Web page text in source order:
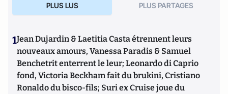
PLUS LUS PLUS PARTAGES
1Jean Dujardin & Laetitia Casta étrennent leurs
nouveaux amours, Vanessa Paradis & Samuel
Benchetrit enterrent le leur; Leonardo di Caprio
fond, Victoria Beckham fait du brukini, Cristiano
Ronaldo du bisco-fils; Suri ex Cruise joue du